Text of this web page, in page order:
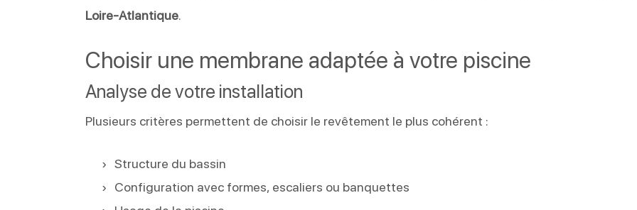
Loire-Atlantique.
Choisir une membrane adaptée à votre piscine
Analyse de votre installation
Plusieurs critères permettent de choisir le revêtement le plus cohérent :
Structure du bassin
Configuration avec formes, escaliers ou banquettes